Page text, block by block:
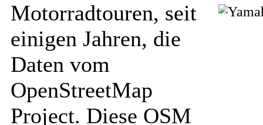
Motorradtouren, seit
einigen Jahren, die
Daten vom
OpenStreetMap
Project. Diese OSM